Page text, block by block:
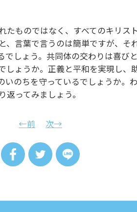
ものではなく、すべてのキリス
、言葉で言うのは簡単ですが、そ
しょう。共同体の交わりは喜び
ょうか。正義と平和を実現し、
のちを守っているでしょうか。
ってみましょう。
←前 次→